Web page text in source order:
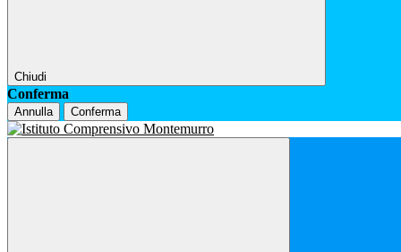
Chiudi
Conferma
Annulla Conferma